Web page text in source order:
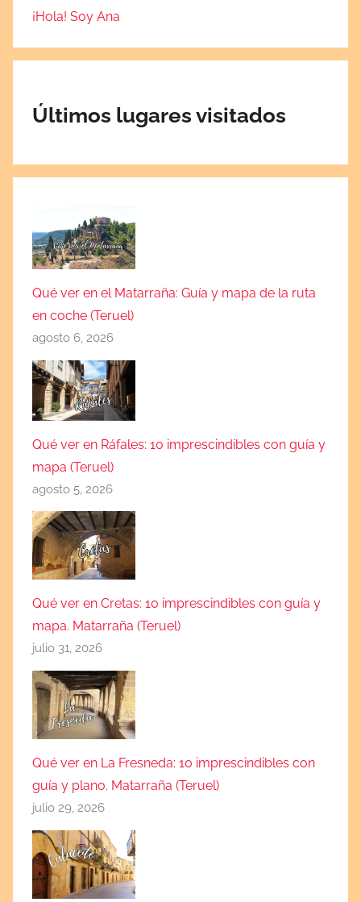
6
¡Hola! Soy Ana
Últimos lugares visitados
Qué ver en el Matarraña: Guía y mapa de la ruta
en coche (Teruel)
agosto 6, 2026
Qué ver en Ráfales: 10 imprescindibles con guía y
mapa (Teruel)
agosto 5, 2026
Qué ver en Cretas: 10 imprescindibles con guía y
mapa. Matarraña (Teruel)
julio 31, 2026
Qué ver en La Fresneda: 10 imprescindibles con
guía y plano. Matarraña (Teruel)
julio 29, 2026